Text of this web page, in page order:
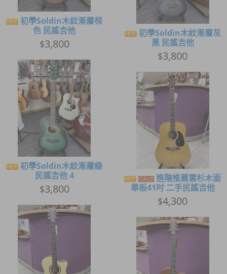
初學Soldin木紋漸層棕
色 民謠吉他
$3,800
初學Soldin木紋漸層灰
黑 民謠吉他
$3,800
初學Soldin木紋漸層綠
民謠吉他 4
$3,800
進階推薦雲杉木面
單板41吋 二手民謠吉他
$4,300